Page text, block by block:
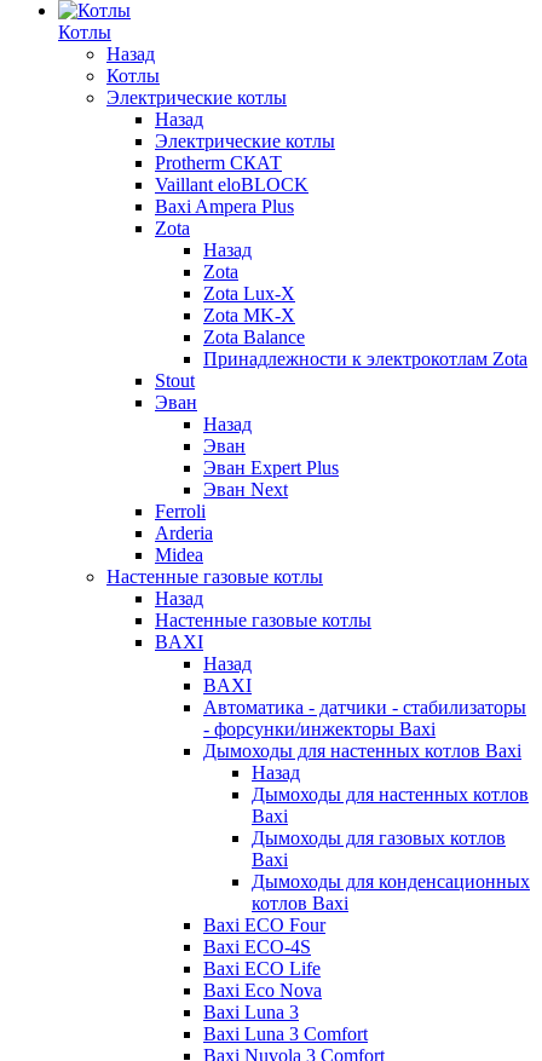
Котлы
Назад
Котлы
Электрические котлы
Назад
Электрические котлы
Protherm СКАТ
Vaillant eloBLOCK
Baxi Ampera Plus
Zota
Назад
Zota
Zota Lux-X
Zota MK-X
Zota Balance
Принадлежности к электрокотлам Zota
Stout
Эван
Назад
Эван
Эван Expert Plus
Эван Next
Ferroli
Arderia
Midea
Настенные газовые котлы
Назад
Настенные газовые котлы
BAXI
Назад
BAXI
Автоматика - датчики - стабилизаторы
- форсунки/инжекторы Baxi
Дымоходы для настенных котлов Baxi
Назад
Дымоходы для настенных котлов
Baxi
Дымоходы для газовых котлов
Baxi
Дымоходы для конденсационных
котлов Baxi
Baxi ECO Four
Baxi ECO-4S
Baxi ECO Life
Baxi Eco Nova
Baxi Luna 3
Baxi Luna 3 Comfort
Baxi Nuvola 3 Comfort